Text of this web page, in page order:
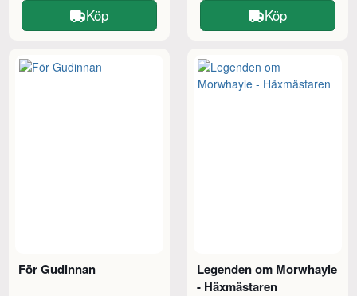
Köp Köp
För Gudinnan
Legenden om Morwhayle
- Häxmästaren